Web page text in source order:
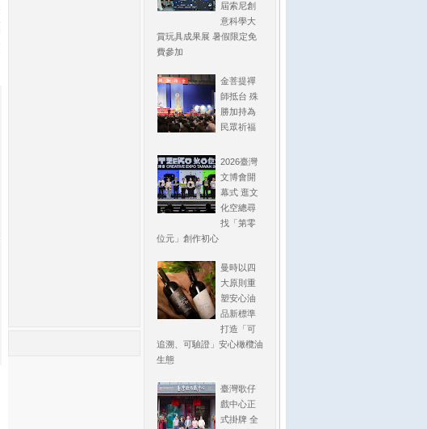
屆索尼創
意科學大
賞玩具成果展 暑假限定免
費參加
金菩提禪
師抵台 殊
勝加持為
民眾祈福
2026臺灣
文博會開
幕式 逛文
化空總尋
找「第零
位元」創作初心
曼時以四
大原則重
塑安心油
品新標準
打造「可
追溯、可驗證」安心橄欖油
生態
臺灣歌仔
戲中心正
式掛牌 全